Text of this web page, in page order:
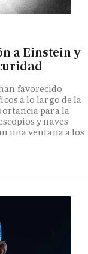
a Einstein y
favorecido
a lo largo de la
para la
y naves
una ventana a los